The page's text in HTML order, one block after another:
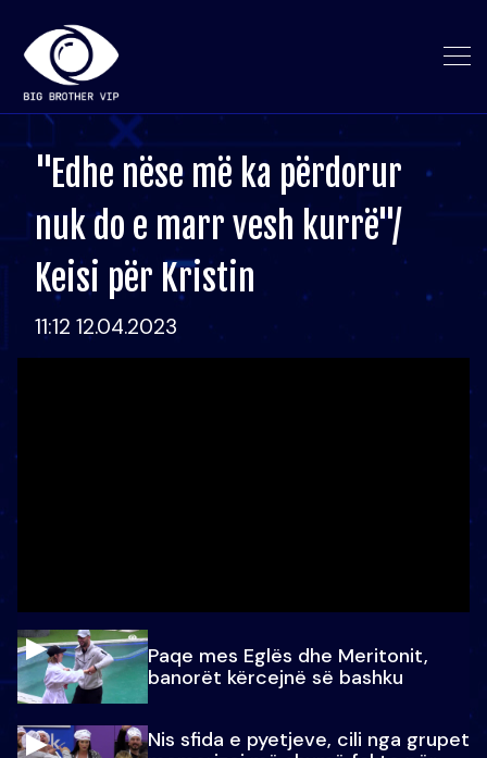
"Edhe nëse më ka përdorur
nuk do e marr vesh kurrë"/
Keisi për Kristin
11:12 12.04.2023
Paqe mes Eglës dhe Meritonit,
banorët kërcejnë së bashku
Nis sfida e pyetjeve, cili nga grupet